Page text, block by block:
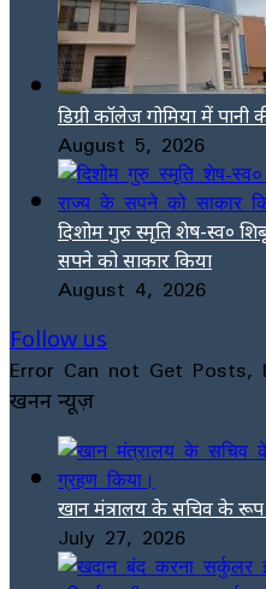
डिग्री कॉलेज गोमिया में
August 5, 2026
दिशोम गुरु स्मृति शेष-स्व०
सपने को साकार किया
August 4, 2026
Follow us
Error Can not Get Posts,
खनन न्यूज़
खान मंत्रालय के सचिव के रूप
July 27, 2026